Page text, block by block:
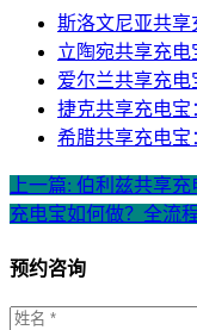
斯洛文尼亚共
立陶宛共享充
爱尔兰共享充
捷克共享充电
希腊共享充电宝
上一篇: 伯利兹共享充
充电宝如何做？全流
预约咨询